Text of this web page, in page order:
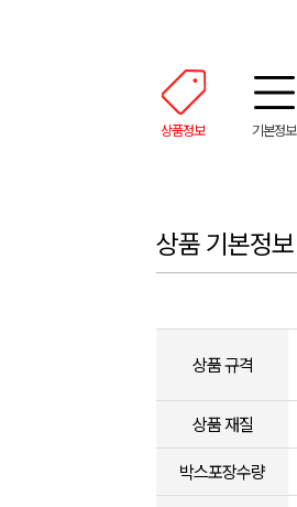
상품정보 기본정보
상품 기본정보
상품 규격
상품 재질
박스포장수량